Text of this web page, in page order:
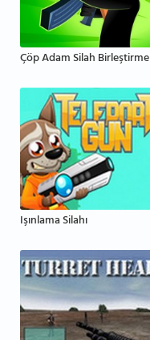
Çöp Adam Silah Birleştirme
Işınlama Silahı